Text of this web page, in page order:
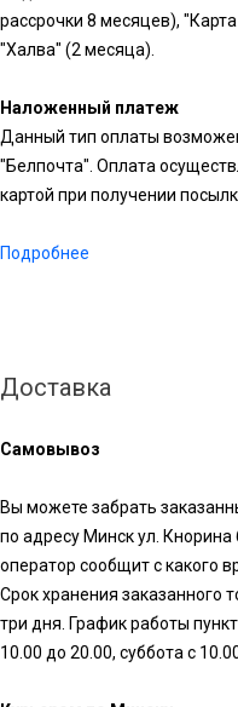
рассрочки 8 месяцев),
"Халва" (2 месяца).
Наложенный платеж
Данный тип оплаты
"Белпочта". Оплата
картой при получении
Подробнее
Доставка
Самовывоз
Вы можете забрать
по адресу Минск ул.
оператор сообщит с какого
Срок хранения заказанного
три дня. График работы
10.00 до 20.00, суббота с